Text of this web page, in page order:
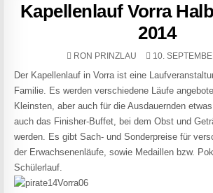
Kapellenlauf Vorra
2014
AUTHOR:
RON PRINZLAU PUBLISHED
10.
Der Kapellenlauf in Vorra ist eine
Familie. Es werden verschiedene Läufe
Kleinsten, aber auch für die Ausdauernden
auch das Finisher-Buffet, bei dem Obst und
werden. Es gibt Sach- und Sonderpreise für
der Erwachsenenläufe, sowie Medaillen bzw.
Schülerlauf.